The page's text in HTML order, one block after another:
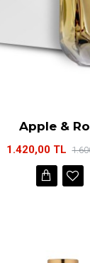
Apple &
1.420,00 TL